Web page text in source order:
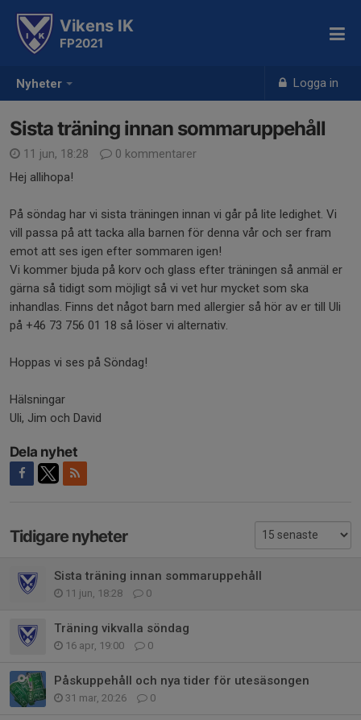
Nyheter Logga in
Vikens IK
FP2021
Sista träning innan sommaruppehåll
11 jun, 18:28
0 kommentarer
Hej allihopa!
På söndag har vi sista träningen innan vi går på lite ledighet. Vi
vill passa på att tacka alla barnen för denna vår och ser fram
emot att ses igen efter sommaren igen!
Vi kommer bjuda på korv och glass efter träningen så anmäl er
gärna så tidigt som möjligt så vi vet hur mycket som ska
inhandlas. Finns det något barn med allergier så hör av er till Uli
på +46 73 756 01 18 så löser vi alternativ.
Hoppas vi ses på Söndag!
Hälsningar
Uli, Jim och David
Dela nyhet
Tidigare nyheter
Sista träning innan sommaruppehåll
11 jun, 18:28 0
Träning vikvalla söndag
16 apr, 19:00 0
Påskuppehåll och nya tider för utesäsongen
31 mar, 20:26 0